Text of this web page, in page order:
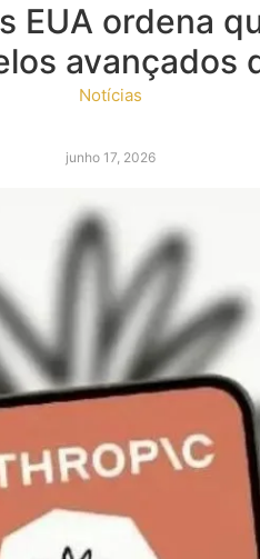
EUA ordena
avançados
Notícias
junho 17, 2026